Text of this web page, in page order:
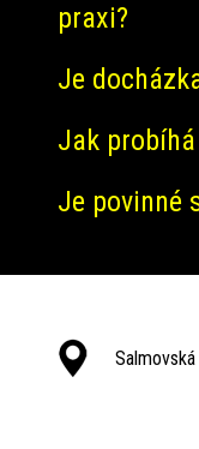
praxi?
Je
Jak
Je povinné